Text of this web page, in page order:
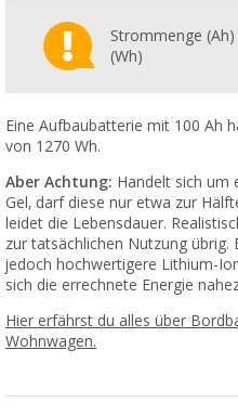
Strommenge
(Wh)
Eine Aufbaubatterie mit 100 Ah
von 1270 Wh.
Aber Achtung: Handelt sich um
Gel, darf diese nur etwa zur
leidet die Lebensdauer.
zur tatsächlichen Nutzung
jedoch hochwertigere Lithium-
sich die errechnete Energie
Hier erfährst du alles über
Wohnwagen.